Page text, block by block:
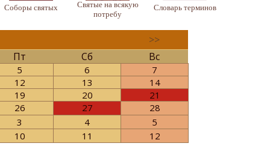
Соборы святых
Святые на всякую
потребу
Словарь терминов
>>
Пт
Сб Вс
5 6
7
12
13
14
19
20
21
26
27
28
3
4
5
10
11 12